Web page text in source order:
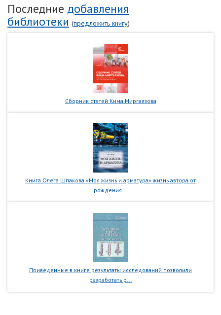
Последние добавления
библиотеки (предложить книгу)
Сборник статей Кима Миргаязова
Книга Олега Шпакова «Моя жизнь и арматура» жизнь автора от
рождения...
Приведенные в книге результаты исследований позволили
разработать р...